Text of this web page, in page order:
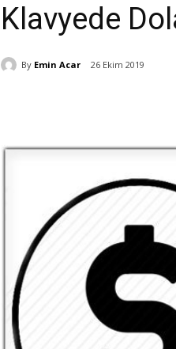
Klavyede
By Emin Acar 26 Ekim 2019